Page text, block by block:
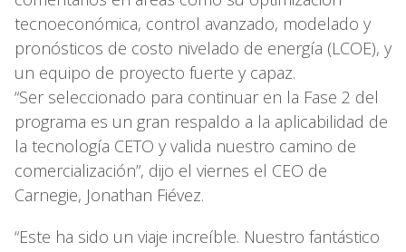
tecnoeconómica, control avanzado, modelado y
pronósticos de costo nivelado de energía (LCOE), y
un equipo de proyecto fuerte y capaz.
“Ser seleccionado para continuar en la Fase 2 del
programa es un gran respaldo a la aplicabilidad de
la tecnología CETO y valida nuestro camino de
comercialización”, dijo el viernes el CEO de
Carnegie, Jonathan Fiévez.
“Este ha sido un viaje increíble. Nuestro fantástico